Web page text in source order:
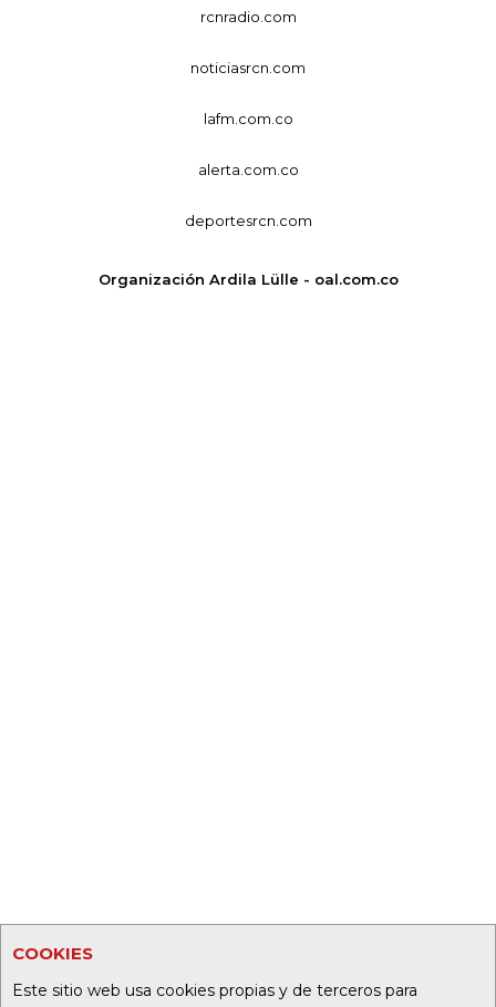
COOKIES
Este sitio web usa cookies propias y de terceros para
rcnradio.com
noticiasrcn.com
lafm.com.co
alerta.com.co
deportesrcn.com
Organización Ardila Lülle - oal.com.co